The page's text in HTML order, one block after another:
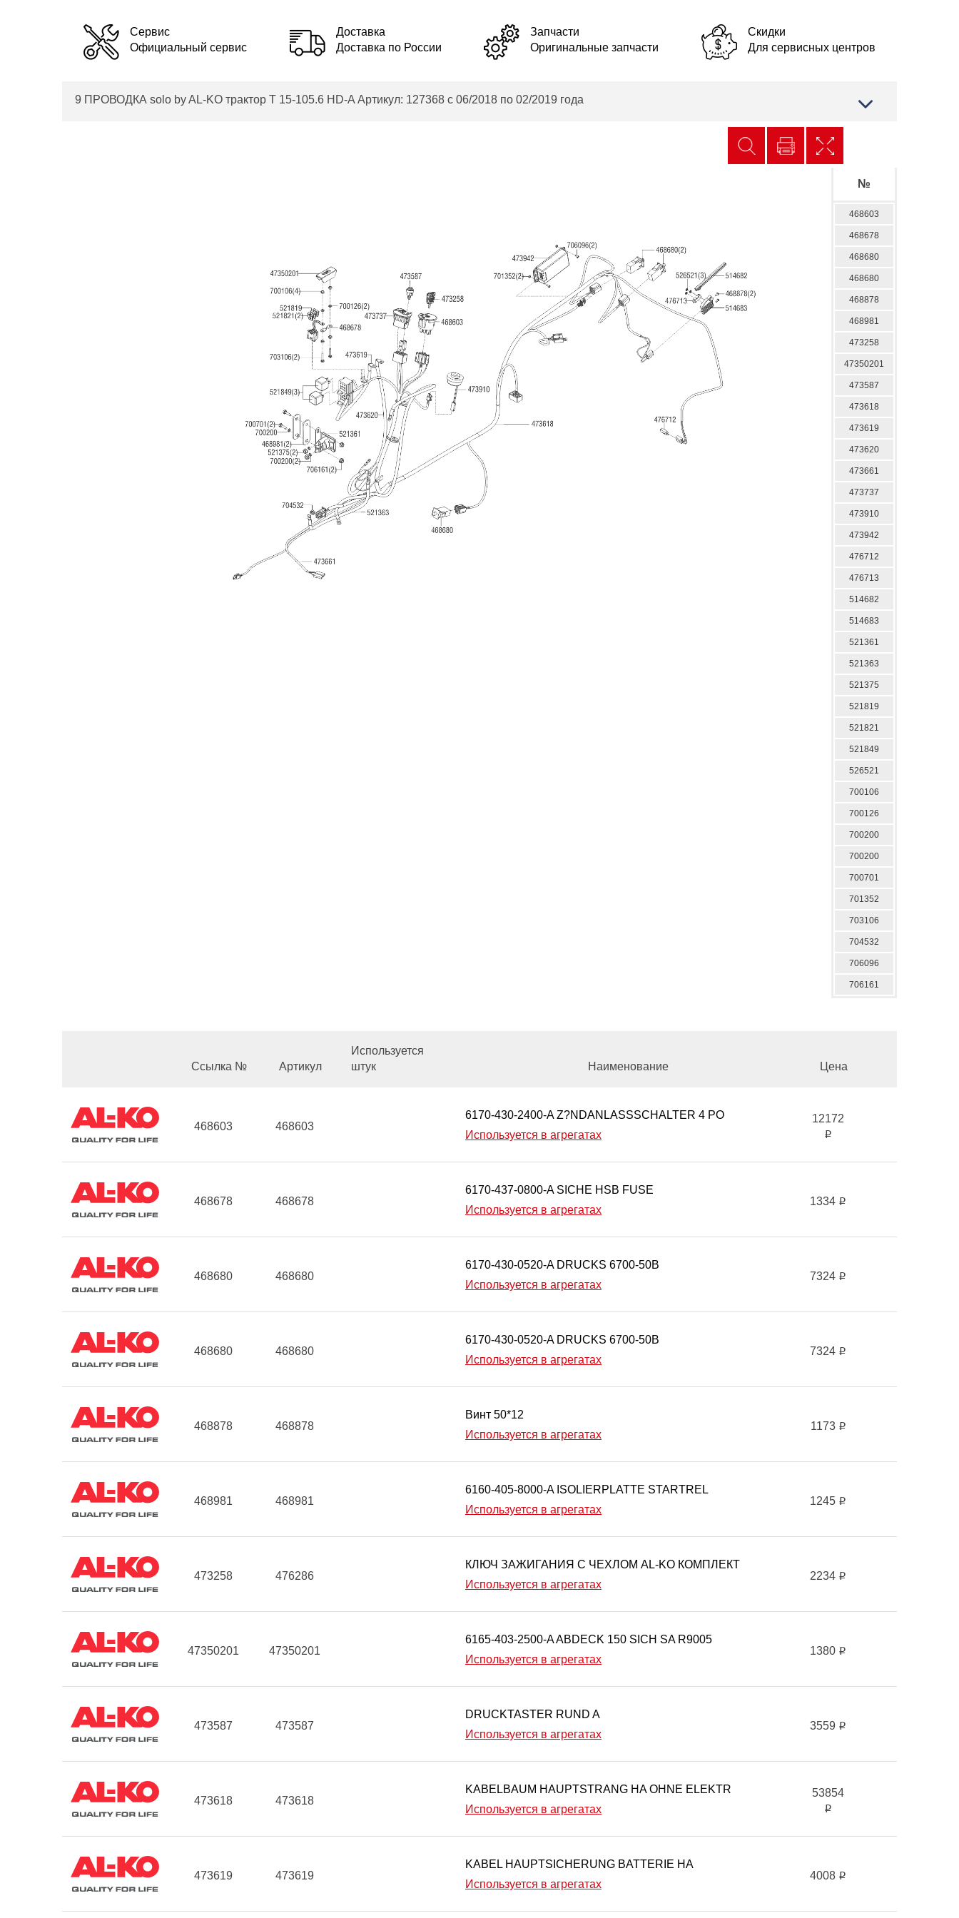
Сервис
Официальный сервис
Доставка
Доставка по России
Запчасти
Оригинальные запчасти
Скидки
Для сервисных центров
9 ПРОВОДКА solo by AL-KO трактор T 15-105.6 HD-A Артикул: 127368 с 06/2018 по 02/2019 года
№
468603
468678
468680
468680
468878
468981
473258
47350201
473587
473618
473619
473620
473661
473737
473910
473942
476712
476713
514682
514683
521361
521363
521375
521819
521821
521849
526521
700106
700126
700200
700200
700701
701352
703106
704532
706096
706161
Ссылка № Артикул
Используется
штук
Наименование Цена
468603 468603
6170-430-2400-A Z?NDANLASSSCHALTER 4 PO
Используется в агрегатах
12172
i
468678 468678
6170-437-0800-A SICHE HSB FUSE
Используется в агрегатах
1334 i
468680 468680
6170-430-0520-A DRUCKS 6700-50B
Используется в агрегатах
7324 i
468680 468680
6170-430-0520-A DRUCKS 6700-50B
Используется в агрегатах
7324 i
468878 468878
Винт 50*12
Используется в агрегатах
1173 i
468981 468981
6160-405-8000-A ISOLIERPLATTE STARTREL
Используется в агрегатах
1245 i
473258 476286
КЛЮЧ ЗАЖИГАНИЯ С ЧЕХЛОМ AL-KO КОМПЛЕКТ
Используется в агрегатах
2234 i
47350201 47350201
6165-403-2500-A ABDECK 150 SICH SA R9005
Используется в агрегатах
1380 i
473587 473587
DRUCKTASTER RUND A
Используется в агрегатах
3559 i
473618 473618
KABELBAUM HAUPTSTRANG HA OHNE ELEKTR
Используется в агрегатах
53854
i
473619 473619
KABEL HAUPTSICHERUNG BATTERIE HA
Используется в агрегатах
4008 i